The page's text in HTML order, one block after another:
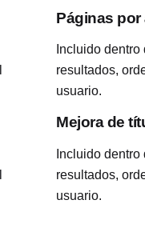
Páginas por
Incluido
resultados,
usuario.
Mejora de
Incluido
resultados,
usuario.